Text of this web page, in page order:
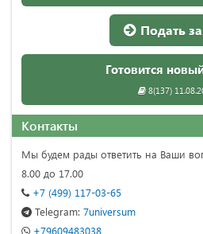
Подать
Готовится
8(137)
Контакты
Мы будем рады ответить на Ваши
8.00 до 17.00
+7 (499) 117-03-65
Telegram: 7universum
+79609483038